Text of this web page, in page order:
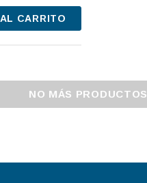
CARRITO
NO MÁS PRODUCTOS